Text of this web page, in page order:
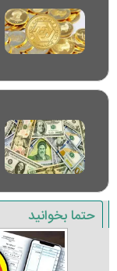
حتما بخوانید